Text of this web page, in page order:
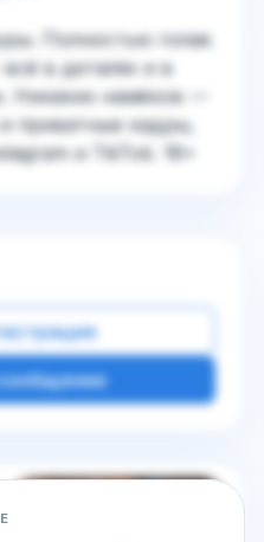
Полностью голая.
в деталях и в
Никаких намёков —
приватные кадры,
и TikTok. 18+